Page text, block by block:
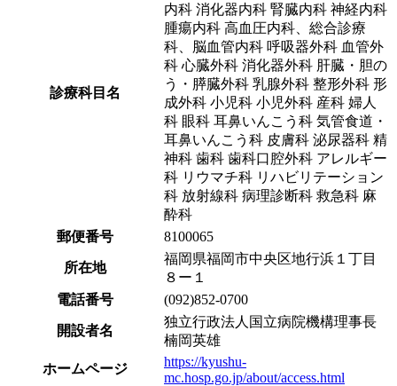
診療科目名
内科 消化器内科 腎臓内科 神経内科
腫瘍内科 高血圧内科、総合診療
科、脳血管内科 呼吸器外科 血管外
科 心臓外科 消化器外科 肝臓・胆の
う・膵臓外科 乳腺外科 整形外科 形
成外科 小児科 小児外科 産科 婦人
科 眼科 耳鼻いんこう科 気管食道・
耳鼻いんこう科 皮膚科 泌尿器科 精
神科 歯科 歯科口腔外科 アレルギー
科 リウマチ科 リハビリテーション
科 放射線科 病理診断科 救急科 麻
酔科
郵便番号
8100065
所在地
福岡県福岡市中央区地行浜１丁目
８ー１
電話番号
(092)852-0700
開設者名
独立行政法人国立病院機構理事長
楠岡英雄
ホームページ
https://kyushu-
mc.hosp.go.jp/about/access.html